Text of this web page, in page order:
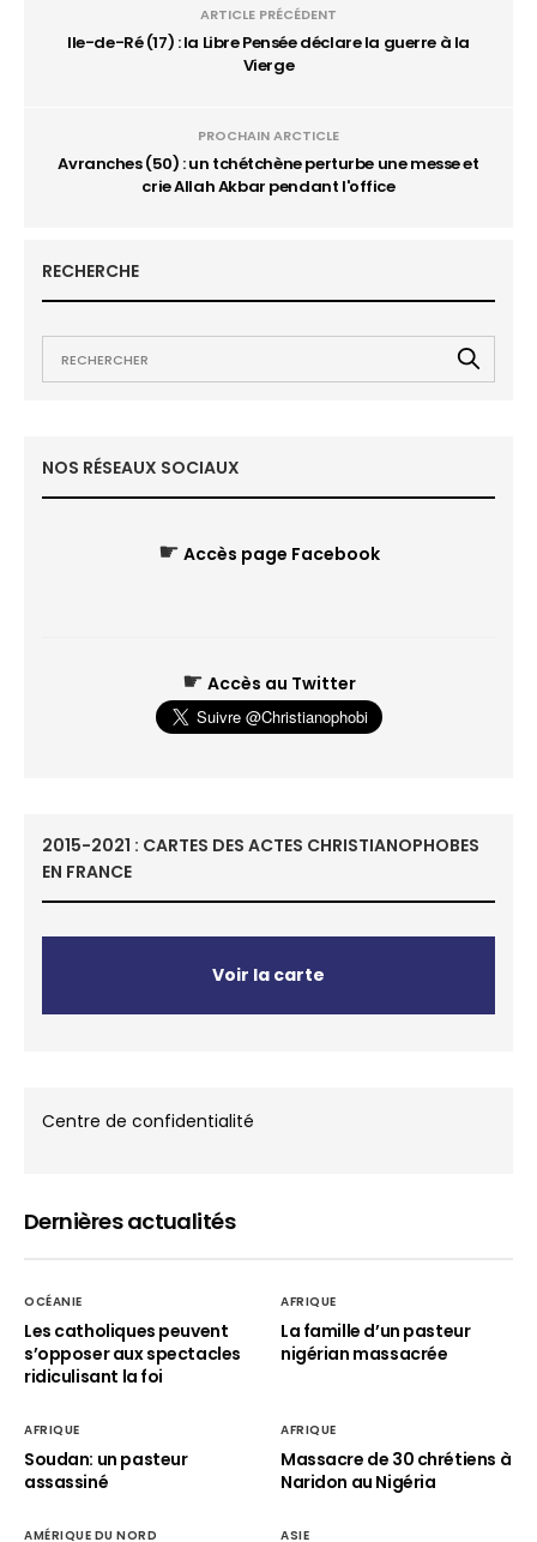
ARTICLE PRÉCÉDENT
Ile-de-Ré (17) : la Libre Pensée déclare la guerre à la
Vierge
PROCHAIN ARCTICLE
Avranches (50) : un tchétchène perturbe une messe et
crie Allah Akbar pendant l'office
RECHERCHE
NOS RÉSEAUX SOCIAUX
☛ Accès page Facebook
☛ Accès au Twitter
2015-2021 : CARTES DES ACTES CHRISTIANOPHOBES
EN FRANCE
Voir la carte
Centre de confidentialité
Dernières actualités
OCÉANIE
Les catholiques peuvent
s’opposer aux spectacles
ridiculisant la foi
AFRIQUE
La famille d’un pasteur
nigérian massacrée
AFRIQUE
Soudan: un pasteur
assassiné
AFRIQUE
Massacre de 30 chrétiens à
Naridon au Nigéria
AMÉRIQUE DU NORD ASIE